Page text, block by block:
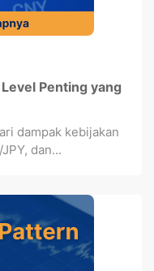
Penting yang
dampak kebijakan
dan...